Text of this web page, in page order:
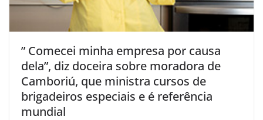
” Comecei minha empresa por causa
dela”, diz doceira sobre moradora de
Camboriú, que ministra cursos de
brigadeiros especiais e é referência
mundial